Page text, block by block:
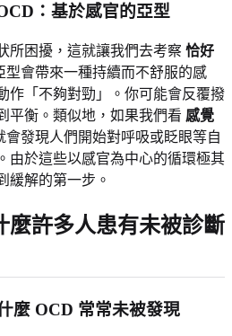
：基於感官的亞型
所困擾，這就讓我們去考察 恰好
型會帶來一種持續而不舒服的感
作「不夠對勁」。你可能會反覆撥
平衡。類似地，如果我們看 感覺
會發現人們開始對呼吸或眨眼等自
由於這些以感官為中心的循環極其
緩解的第一步。
麼許多人患有未被診斷
麼 OCD 常常未被發現